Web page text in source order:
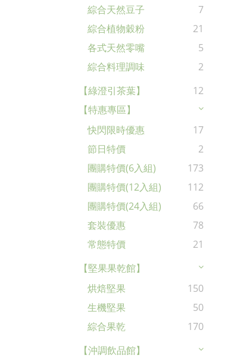
綜合天然豆子
7
綜合植物穀粉
21
各式天然零嘴
5
綜合料理調味
2
【綠澄引茶葉】
12
【特惠專區】
快閃限時優惠
17
節日特價
2
團購特價(6入組)
173
團購特價(12入組)
112
團購特價(24入組)
66
套裝優惠
78
常態特價
21
【堅果果乾館】
烘焙堅果
150
生機堅果
50
綜合果乾
170
【沖調飲品館】